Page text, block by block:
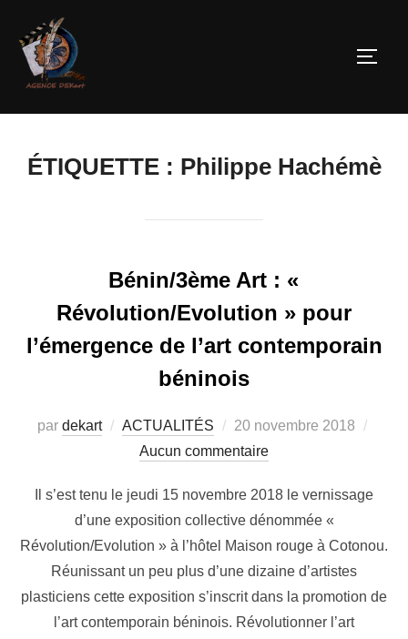
ÉTIQUETTE : Philippe Hachémè
Bénin/3ème Art : «
Révolution/Evolution » pour
l’émergence de l’art contemporain
béninois
par dekart ACTUALITÉS
20 novembre 2018
Aucun commentaire
Il s’est tenu le jeudi 15 novembre 2018 le vernissage
d’une exposition collective dénommée «
Révolution/Evolution » à l’hôtel Maison rouge à Cotonou.
Réunissant un peu plus d’une dizaine d’artistes
plasticiens cette exposition s’inscrit dans la promotion de
l’art contemporain béninois. Révolutionner l’art